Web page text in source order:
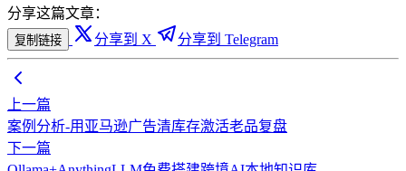
分享这篇文章：
复制链接 分享到 X 分享到 Telegram
上一篇
案例分析-用亚马逊广告清库存激活老品复盘
下一篇